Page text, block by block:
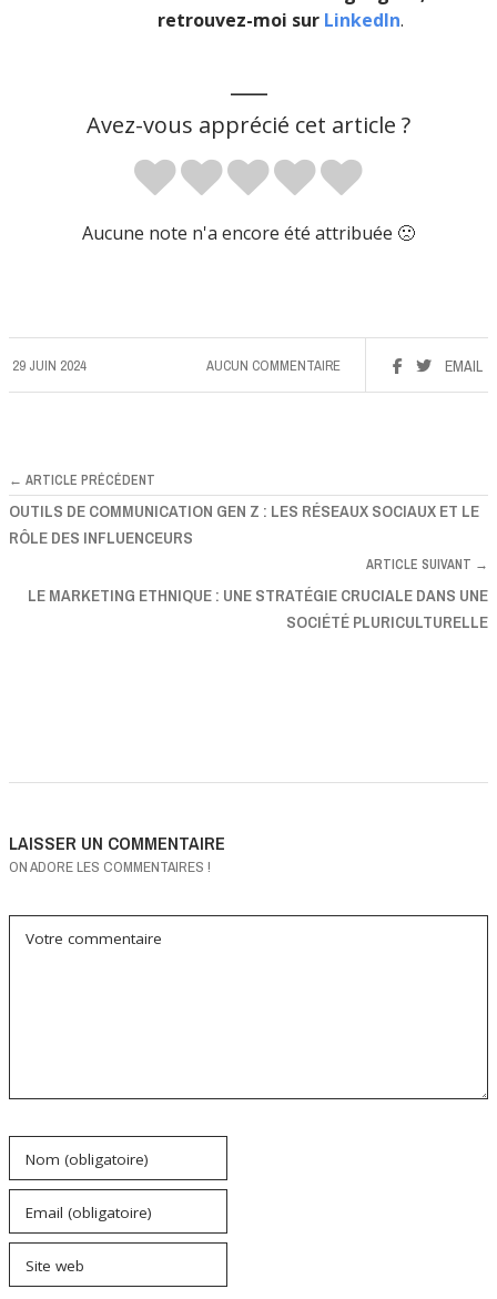
retrouvez-moi sur LinkedIn.
Avez-vous apprécié cet article ?
Aucune note n'a encore été attribuée 🙁
29 JUIN 2024 EMAIL
AUCUN COMMENTAIRE
← ARTICLE PRÉCÉDENT
OUTILS DE COMMUNICATION GEN Z : LES RÉSEAUX SOCIAUX ET LE
RÔLE DES INFLUENCEURS
ARTICLE SUIVANT →
LE MARKETING ETHNIQUE : UNE STRATÉGIE CRUCIALE DANS UNE
SOCIÉTÉ PLURICULTURELLE
LAISSER UN COMMENTAIRE
ON ADORE LES COMMENTAIRES !
Votre commentaire
Nom (obligatoire)
Email (obligatoire)
Site web